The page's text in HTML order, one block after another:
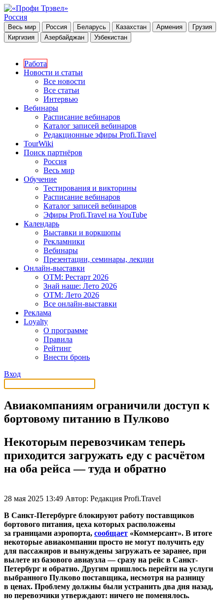
Россия
Весь мир Россия Беларусь Казахстан Армения
Грузия
Киргизия
Азербайджан Узбекистан
Работа
Новости и статьи
Все новости
Все статьи
Интервью
Вебинары
Расписание вебинаров
Каталог записей вебинаров
Редакционные эфиры Profi.Travel
TourWiki
Поиск партнёров
Россия
Весь мир
Обучение
Тестирования и викторины
Расписание вебинаров
Каталог записей вебинаров
Эфиры Profi.Travel на YouTube
Календарь
Выставки и воркшопы
Рекламники
Вебинары
Презентации, семинары, лекции
Онлайн-выставки
OTM: Рестарт 2026
Знай наше: Лето 2026
OTM: Лето 2026
Все онлайн-выставки
Реклама
Loyalty
О программе
Правила
Рейтинг
Внести бронь
Вход
Авиакомпаниям ограничили доступ к
бортовому питанию в Пулково
Некоторым перевозчикам теперь
приходится загружать еду с расчётом
на оба рейса — туда и обратно
28 мая 2025 13:49 Автор: Редакция Profi.Travel
В Санкт-Петербурге блокируют работу поставщиков
бортового питания, цеха которых расположены
за границами аэропорта, сообщает «Коммерсант». В итоге
некоторые авиакомпании просто не могут получить еду
для пассажиров и вынуждены загружать ее заранее, при
вылете из базового авиаузла — сразу на рейс в Санкт-
Петербург и обратно. Другим пришлось перейти на услуги
выбранного Пулково поставщика, несмотря на разницу
в ценах. Проблему должны были устранить два дня назад,
но перевозчики утверждают: ничего не поменялось.